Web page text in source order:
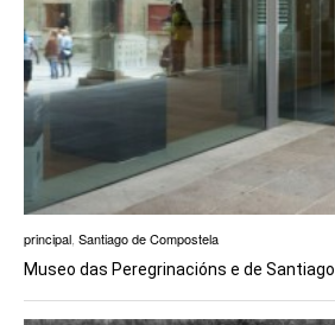
principal Santiago de Compostela
Museo das Peregrinacións e de Santiago